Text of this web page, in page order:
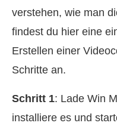
verstehen, wie man
findest du hier eine
Erstellen einer
Schritte an.
Schritt 1: Lade Win
installiere es und